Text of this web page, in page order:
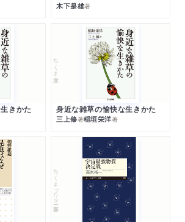
木下是雄著
きかた
ちくま文庫
身近な雑草の愉快な生きかた
三上修著稲垣栄洋著
ちくまプリマー新書